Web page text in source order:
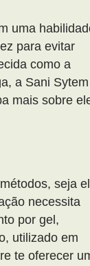
uma
para evitar
como a
a Sani Sytem
mais sobre
seja
necessita
por gel,
utilizado em
te oferecer